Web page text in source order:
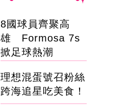
8國球員齊聚高
雄 Formosa 7s
掀足球熱潮
理想混蛋號召粉絲
跨海追星吃美食！